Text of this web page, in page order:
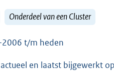
Onderdeel van een Cluster
t/m heden
actueel en laatst bijgewerkt